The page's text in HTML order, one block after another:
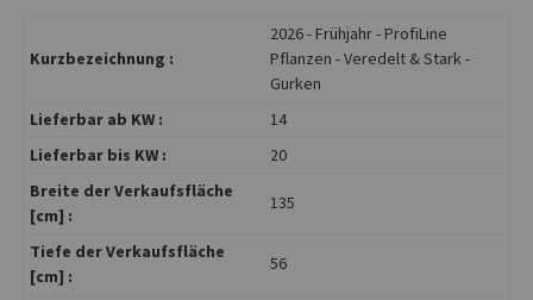
Kurzbezeichnung :
2026 - Frühjahr - ProfiLine
Pflanzen - Veredelt & Stark -
Gurken
Lieferbar ab KW :
14
Lieferbar bis KW :
20
Breite der Verkaufsfläche
[cm] :
135
Tiefe der Verkaufsfläche
[cm] :
56